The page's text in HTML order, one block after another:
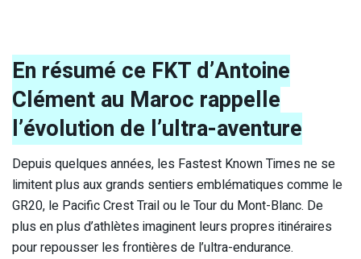
En résumé ce FKT d’Antoine
Clément au Maroc rappelle
l’évolution de l’ultra-aventure
Depuis quelques années, les Fastest Known Times ne se
limitent plus aux grands sentiers emblématiques comme le
GR20, le Pacific Crest Trail ou le Tour du Mont-Blanc. De
plus en plus d’athlètes imaginent leurs propres itinéraires
pour repousser les frontières de l’ultra-endurance.